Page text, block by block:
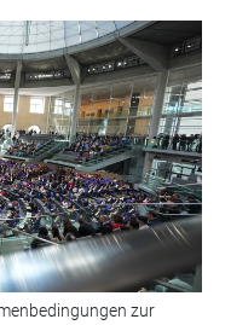
zur